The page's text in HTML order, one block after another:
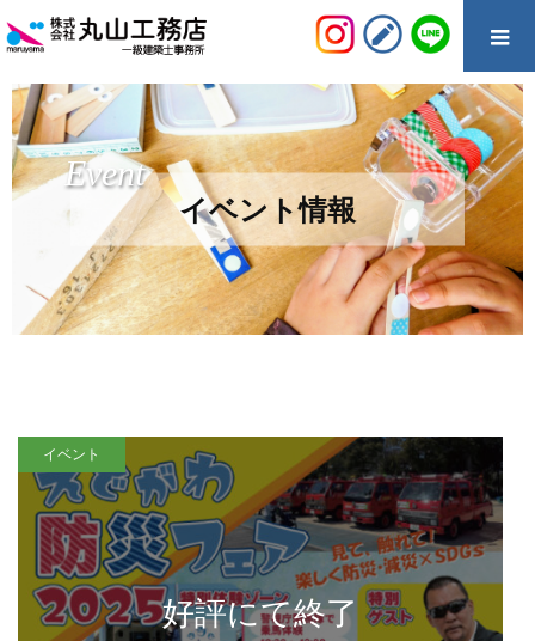
イベント情報
Event
イベント